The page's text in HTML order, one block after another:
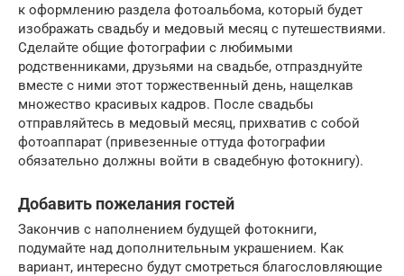
к оформлению раздела фотоальбома, который будет
изображать свадьбу и медовый месяц с путешествиями.
Сделайте общие фотографии с любимыми
родственниками, друзьями на свадьбе, отпразднуйте
вместе с ними этот торжественный день, нащелкав
множество красивых кадров. После свадьбы
отправляйтесь в медовый месяц, прихватив с собой
фотоаппарат (привезенные оттуда фотографии
обязательно должны войти в свадебную фотокнигу).
Добавить пожелания гостей
Закончив с наполнением будущей фотокниги,
подумайте над дополнительным украшением. Как
вариант, интересно будут смотреться благословляющие